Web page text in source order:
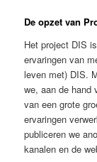
De opzet van
Het project DIS
ervaringen van
leven met) DIS.
we, aan de hand
van een grote
ervaringen
publiceren we
kanalen en de